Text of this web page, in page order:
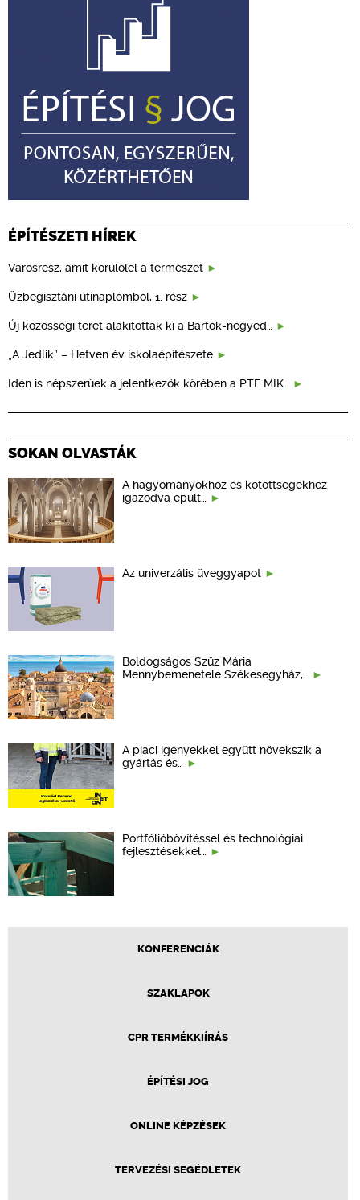
ÉPÍTÉSZETI HÍREK
Városrész, amit körülölel a természet
Üzbegisztáni útinaplómból, 1. rész
Új közösségi teret alakítottak ki a Bartók-negyed…
„A Jedlik” – Hetven év iskolaépítészete
Idén is népszerűek a jelentkezők körében a PTE MIK…
SOKAN OLVASTÁK
A hagyományokhoz és kötöttségekhez
igazodva épült…
Az univerzális üveggyapot
Boldogságos Szűz Mária
Mennybemenetele Székesegyház,…
A piaci igényekkel együtt növekszik a
gyártás és…
Portfólióbővítéssel és technológiai
fejlesztésekkel…
KONFERENCIÁK
SZAKLAPOK
CPR TERMÉKKIÍRÁS
ÉPÍTÉSI JOG
ONLINE KÉPZÉSEK
TERVEZÉSI SEGÉDLETEK